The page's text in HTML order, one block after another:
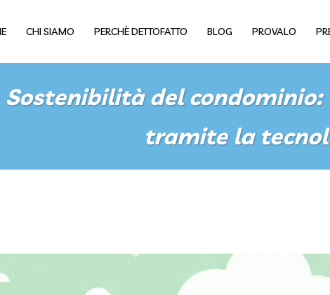
CHI SIAMO PERCHÈ DETTOFATTO BLOG PROVALO
Sostenibilità del
tramite la